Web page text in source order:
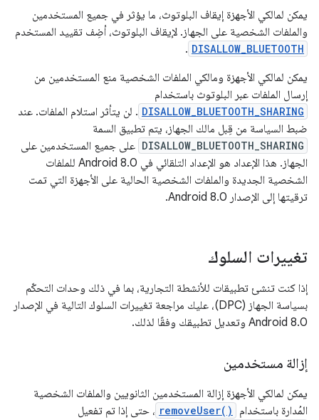
يمكن لمالكي الأجهزة إيقاف البلوتوث، ما يؤثر في جميع المستخدمين
والملفات الشخصية على الجهاز. لإيقاف البلوتوث، أضِف تقييد المستخدم
DISALLOW_BLUETOOTH
.
يمكن لمالكي الأجهزة ومالكي الملفات الشخصية منع المستخدمين من
إرسال الملفات عبر البلوتوث باستخدام
DISALLOW_BLUETOOTH_SHARING . لن يتأثر استلام الملفات. عند
ضبط السياسة من قِبل مالك الجهاز، يتم تطبيق السمة
DISALLOW_BLUETOOTH_SHARING على جميع المستخدمين على
الجهاز. هذا الإعداد هو الإعداد التلقائي في Android 8.0 للملفات
الشخصية الجديدة والملفات الشخصية الحالية على الأجهزة التي تمت
ترقيتها إلى الإصدار Android 8.0.
تغييرات السلوك
إذا كنت تنشئ تطبيقات للأنشطة التجارية، بما في ذلك وحدات التحكّم
بسياسة الجهاز (DPC)، عليك مراجعة تغييرات السلوك التالية في الإصدار
Android 8.0 وتعديل تطبيقك وفقًا لذلك.
إزالة مستخدمين
يمكن لمالكي الأجهزة إزالة المستخدمين الثانويين والملفات الشخصية
المُدارة باستخدام
removeUser() ، حتى إذا تم تفعيل